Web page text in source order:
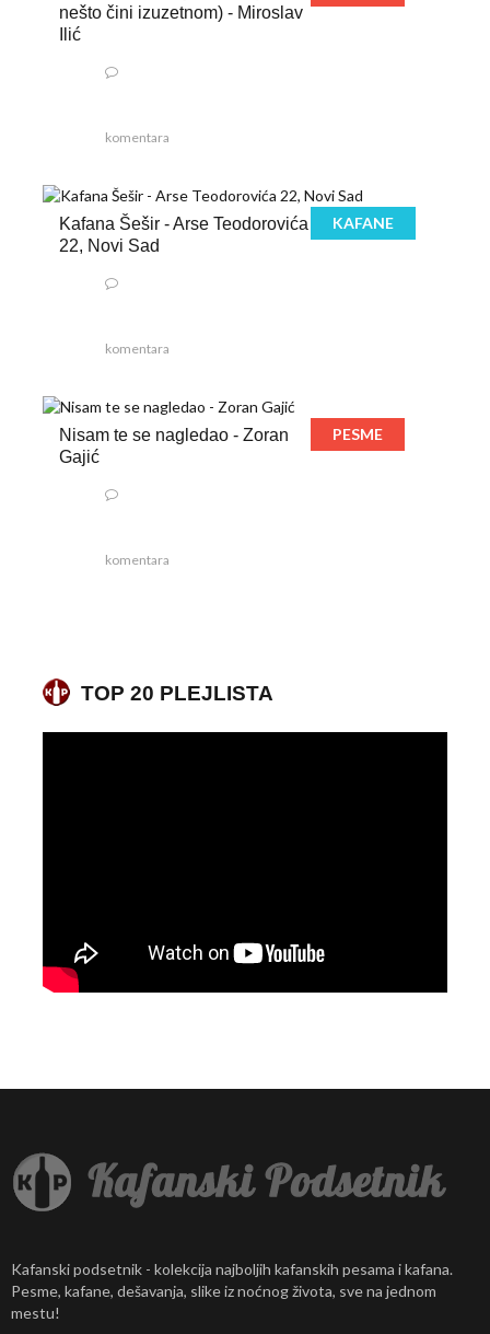
nešto čini izuzetnom) - Miroslav
Ilić
komentara
Kafana Šešir - Arse Teodorovića
22, Novi Sad
KAFANE
komentara
Nisam te se nagledao - Zoran
Gajić
PESME
komentara
TOP 20 PLEJLISTA
Kafanski podsetnik - kolekcija najboljih kafanskih pesama i kafana.
Pesme, kafane, dešavanja, slike iz noćnog života, sve na jednom
mestu!